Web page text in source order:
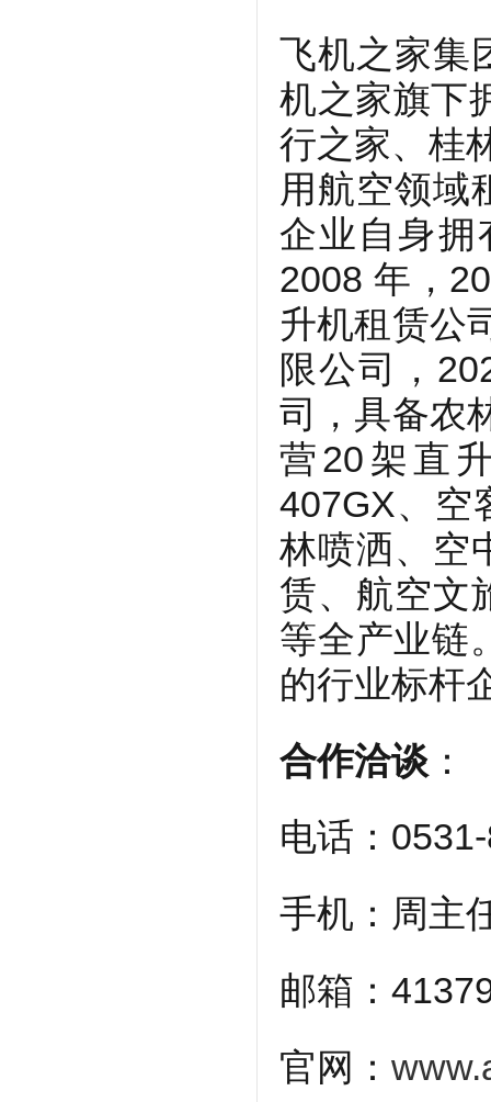
飞机之家集
机之家旗下
行之家、桂
用航空领域
企业自身拥
2008 年，
升机租赁公
限公司，
司，具备农
营20架直
407GX、空
林喷洒、空
赁、航空文
等全产业链
的行业标杆
合作洽谈 ：
电话：
手机：周主
邮箱：
官网：